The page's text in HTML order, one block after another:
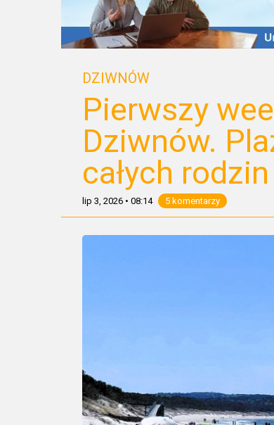
DZIWNÓW
Pierwszy
Dziwnów.
całych rodzin
lip 3, 2026 • 08:14 5 komentarzy